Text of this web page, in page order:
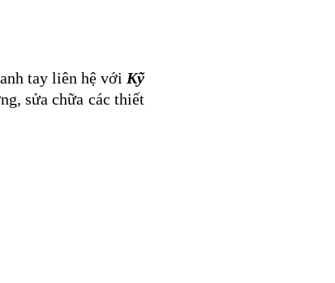
tay liên hệ với Kỹ
sửa chữa các thiết